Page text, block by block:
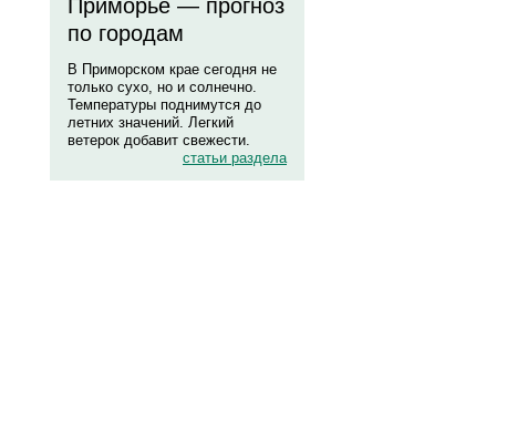
Приморье — прогноз
по городам
В Приморском крае сегодня не
только сухо, но и солнечно.
Температуры поднимутся до
летних значений. Легкий
ветерок добавит свежести.
статьи раздела